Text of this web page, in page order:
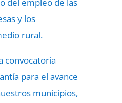
y los
rural.
convocatoria
para el avance
municipios,